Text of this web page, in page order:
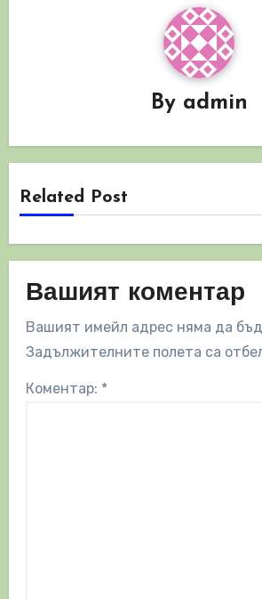
By admin
Related Post
Вашият коментар
Вашият имейл адрес няма да
Задължителните полета са
Коментар: *